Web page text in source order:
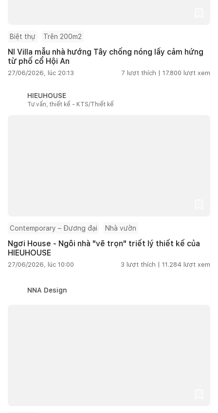
Biệt thự Trên 200m2
NI Villa mẫu nhà hướng Tây chống nóng lấy cảm hứng
từ phố cổ Hội An
27/06/2026, lúc 20:13 7 lượt thích | 17.800 lượt xem
HIEUHOUSE
Tư vấn, thiết kế - KTS/Thiết kế
Contemporary – Đương đại Nhà vườn
Ngơi House - Ngôi nhà "vẽ trọn" triết lý thiết kế của
HIEUHOUSE
27/06/2026, lúc 10:00 3 lượt thích | 11.284 lượt xem
NNA Design